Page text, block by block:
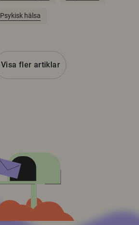
Psykisk hälsa
Visa fler artiklar